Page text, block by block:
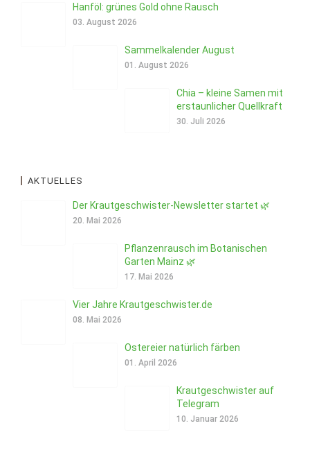
Hanföl: grünes Gold ohne Rausch
03. August 2026
Sammelkalender August
01. August 2026
Chia – kleine Samen mit
erstaunlicher Quellkraft
30. Juli 2026
AKTUELLES
Der Krautgeschwister-Newsletter startet 🌿
20. Mai 2026
Pflanzenrausch im Botanischen
Garten Mainz 🌿
17. Mai 2026
Vier Jahre Krautgeschwister.de
08. Mai 2026
Ostereier natürlich färben
01. April 2026
Krautgeschwister auf
Telegram
10. Januar 2026